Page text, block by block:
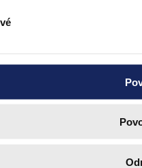
cílovou skupinou jsou
a zástupci právnických profesí,